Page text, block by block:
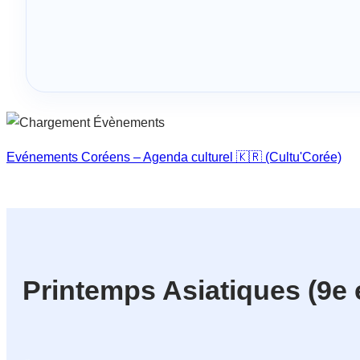
Evénements Coréens – Agenda culturel 🇰🇷 (Cultu'Corée)
Printemps Asiatiques (9e